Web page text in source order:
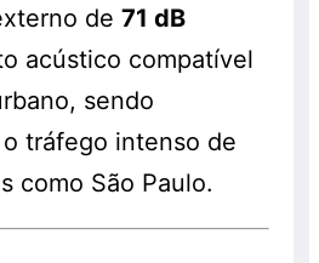
de71 dB
acústico compatível
sendo
tráfego intenso de
como São Paulo.